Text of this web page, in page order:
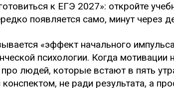
к ЕГЭ 2027»: откройте
появляется само, минут через
«эффект начального
психологии. Когда мотивации
людей, которые встают в пять
конспектом, не ради результата, а